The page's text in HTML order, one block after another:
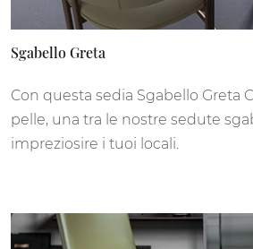
Sgabello Greta
Con questa sedia Sgabello Greta
pelle, una tra le nostre sedute
impreziosire i tuoi locali.